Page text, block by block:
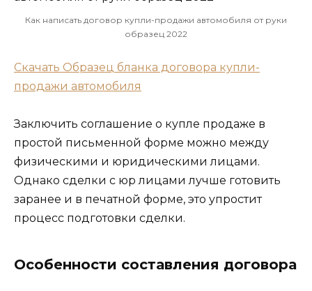
Как написать договор купли-продажи автомобиля от руки
образец 2022
Скачать Образец бланка договора купли-
продажи автомобиля
Заключить соглашение о купле продаже в
простой письменной форме можно между
физическими и юридическими лицами.
Однако сделки с юр лицами лучше готовить
заранее и в печатной форме, это упростит
процесс подготовки сделки.
Особенности составления договора